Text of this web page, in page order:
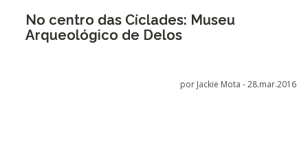
No centro das Cíclades: Museu
Arqueológico de Delos
por Jackie Mota -28.mar.2016